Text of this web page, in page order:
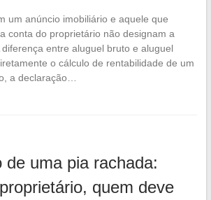
um anúncio imobiliário e aquele que
conta do proprietário não designam a
entre aluguel bruto e aluguel
o cálculo de rentabilidade de um
a declaração…
de uma pia rachada:
quem deve